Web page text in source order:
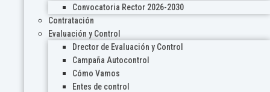
Convocatoria Rector 2026-2030
Contratación
Evaluación y Control
Drector de Evaluación y Control
Campaña Autocontrol
Cómo Vamos
Entes de control